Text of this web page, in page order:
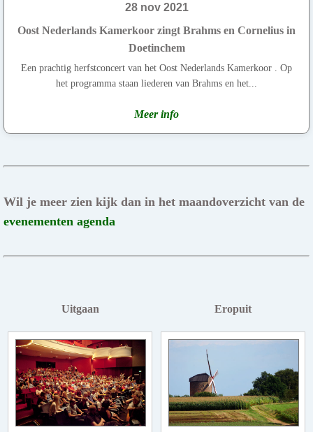
28 nov 2021
Oost Nederlands Kamerkoor zingt Brahms en Cornelius in
Doetinchem
Een prachtig herfstconcert van het Oost Nederlands Kamerkoor . Op
het programma staan liederen van Brahms en het...
Meer info
Wil je meer zien kijk dan in het maandoverzicht van de
evenementen agenda
Uitgaan Eropuit